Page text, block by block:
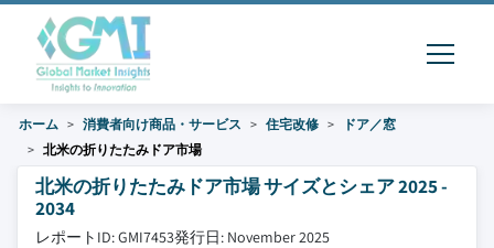
ホーム 消費者向け商品・サービス 住宅改修
ドア／窓
北米の折りたたみドア市場
北米の折りたたみドア市場 サイズとシェア 2025 -
2034
レポートID: GMI7453発行日: November 2025